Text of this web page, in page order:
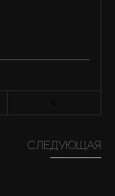
СЛЕДУЮЩАЯ